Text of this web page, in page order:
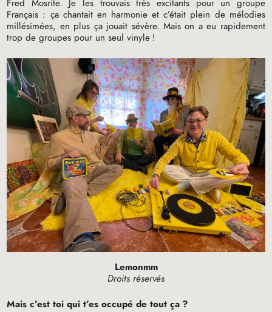
Fred Mosrite. Je les trouvais très excitants pour un groupe
Français : ça chantait en harmonie et c’était plein de mélodies
millésimées, en plus ça jouait sévère. Mais on a eu rapidement
trop de groupes pour un seul vinyle !
Lemonmm
Droits réservés
Mais c’est toi qui t’es occupé de tout ça ?